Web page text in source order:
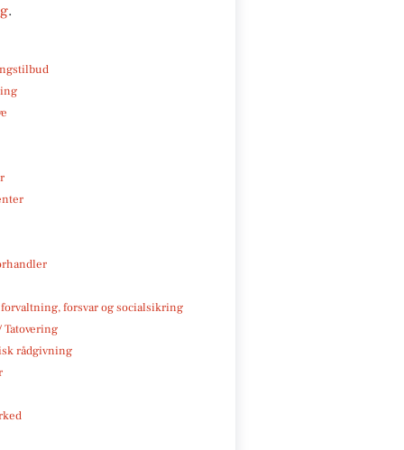
.
forsvar og socialsikring
Tatovering
rådgivning